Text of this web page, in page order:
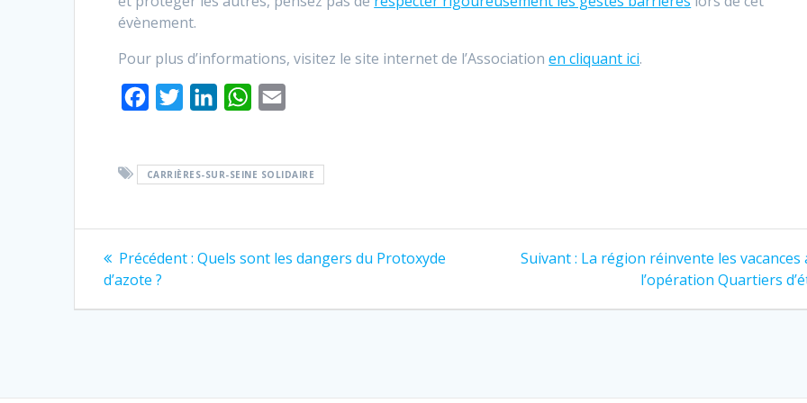
évènement.
Pour plus d’informations, visitez le site internet de l’Associationen cliquant ici.
e
o
o
k
t
e
r
k
d
I
W
t
A
p
i
CARRIÈRES-SUR-SEINE SOLIDAIRE
Navigation
de
Précédent : Article
Quels sont les dangers du Protoxyde
d’azote ?
Suivant : Article
La région réinvente les vacances
l’opération Quartiers